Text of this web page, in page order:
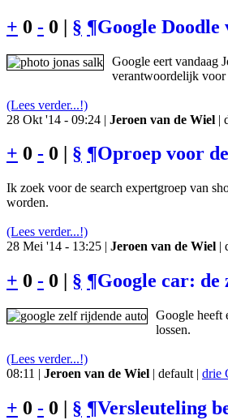
+ 0 - 0 | § ¶Google Doodle
Google eert vandaag
verantwoordelijk voor
(Lees verder...!)
28 Okt '14 - 09:24 | Jeroen van de Wiel |
+ 0 - 0 | § ¶Oproep voor
Ik zoek voor de search expertgroep van
worden.
(Lees verder...!)
28 Mei '14 - 13:25 | Jeroen van de Wiel |
+ 0 - 0 | § ¶Google car:
Google heeft
lossen.
(Lees verder...!)
08:11 | Jeroen van de Wiel | default | drie
+ 0 - 0 | § ¶Versleuteling